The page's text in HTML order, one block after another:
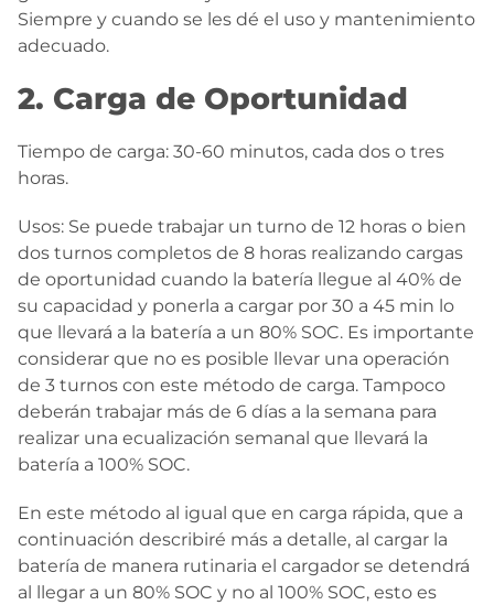
Siempre y cuando se les dé el uso y mantenimiento
adecuado.
2. Carga de Oportunidad
Tiempo de carga: 30-60 minutos, cada dos o tres
horas.
Usos: Se puede trabajar un turno de 12 horas o bien
dos turnos completos de 8 horas realizando cargas
de oportunidad cuando la batería llegue al 40% de
su capacidad y ponerla a cargar por 30 a 45 min lo
que llevará a la batería a un 80% SOC. Es importante
considerar que no es posible llevar una operación
de 3 turnos con este método de carga. Tampoco
deberán trabajar más de 6 días a la semana para
realizar una ecualización semanal que llevará la
batería a 100% SOC.
En este método al igual que en carga rápida, que a
continuación describiré más a detalle, al cargar la
batería de manera rutinaria el cargador se detendrá
al llegar a un 80% SOC y no al 100% SOC, esto es